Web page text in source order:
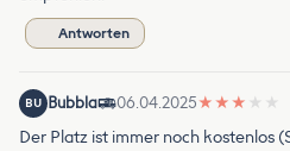
Antworten
BU Bubbla 06.04.2025★ ★ ★ ★ ★
Der Platz ist immer noch kostenlos